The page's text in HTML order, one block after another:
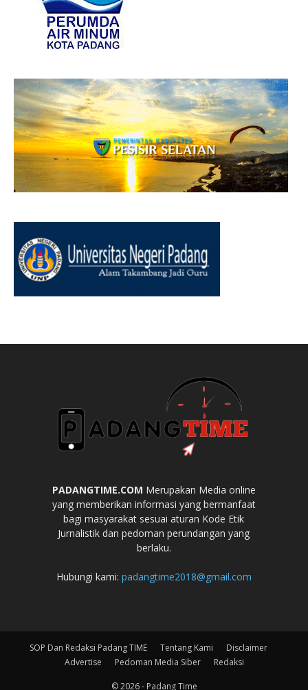
PADANGTIME.COM Merupakan Media online
yang memberikan informasi yang bermanfaat
bagi masyarakat sesuai aturan Kode Etik
Jurnalistik dan pedoman perundangan yang
berlaku.
Hubungi kami: padangtime2018@gmail.com
SOP Dan Redaksi Padang TIME Tentang Kami
Disclaimer
Advertise
Pedoman Media Siber Redaksi
© 2026 - Padang Time